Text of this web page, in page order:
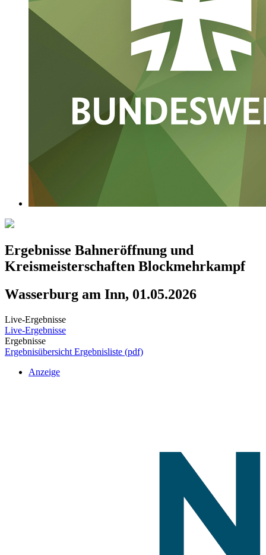
Ergebnisse Bahneröffnung und
Kreismeisterschaften Blockmehrkampf
Wasserburg am Inn, 01.05.2026
Live-Ergebnisse
Live-Ergebnisse
Ergebnisse
Ergebnisübersicht Ergebnisliste (pdf)
Anzeige